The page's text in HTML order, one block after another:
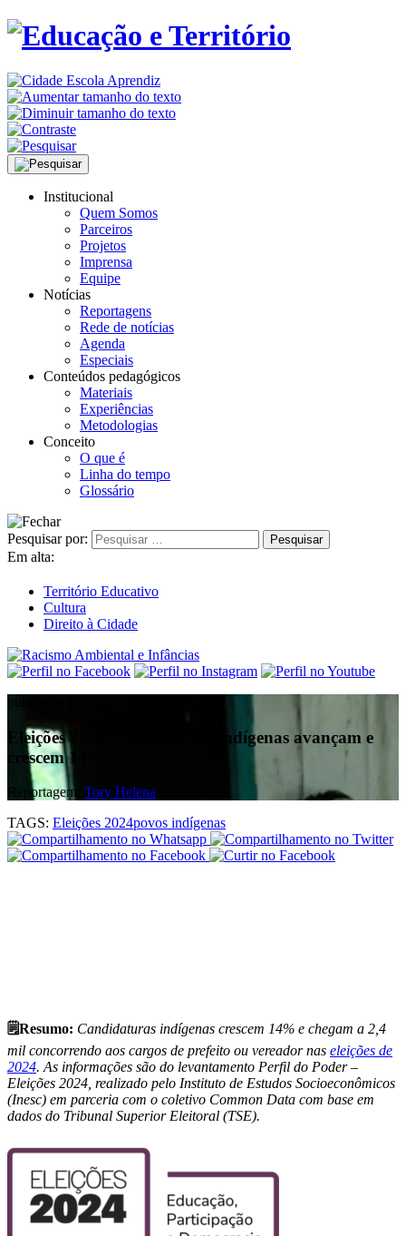
Institucional
Quem Somos
Parceiros
Projetos
Imprensa
Equipe
Notícias
Reportagens
Rede de notícias
Agenda
Especiais
Conteúdos pedagógicos
Materiais
Experiências
Metodologias
Conceito
O que é
Linha do tempo
Glossário
Pesquisar por:
Em alta:
Território Educativo
Cultura
Direito à Cidade
Eleições 2024: candidaturas indígenas avançam e
crescem 14%
Reportagem: Tory Helena
TAGS: Eleições 2024povos indígenas
🗒️Resumo: Candidaturas indígenas crescem 14% e chegam a 2,4
mil concorrendo aos cargos de prefeito ou vereador nas eleições de
2024. As informações são do levantamento Perfil do Poder –
Eleições 2024, realizado pelo Instituto de Estudos Socioeconômicos
(Inesc) em parceria com o coletivo Common Data com base em
dados do Tribunal Superior Eleitoral (TSE).